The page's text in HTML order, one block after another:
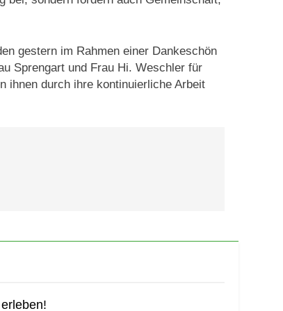
gestern im Rahmen einer Dankeschön
Sprengart und Frau Hi. Weschler für
ihnen durch ihre kontinuierliche Arbeit